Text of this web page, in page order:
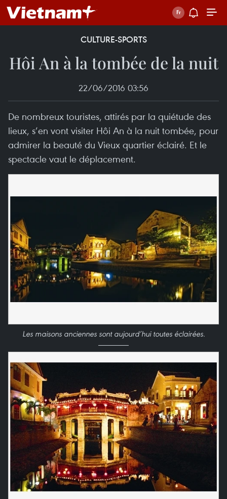
CULTURE-SPORTS
Hôi An à la tombée de la nuit
22/06/2016 03:56
De nombreux touristes, attirés par la quiétude des
lieux, s’en vont visiter Hôi An à la nuit tombée, pour
admirer la beauté du Vieux quartier éclairé. Et le
spectacle vaut le déplacement.
Les maisons anciennes sont aujourd’hui toutes éclairées.